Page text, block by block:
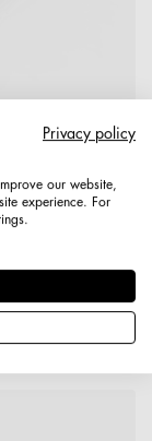
Privacy policy
our website,
experience. For